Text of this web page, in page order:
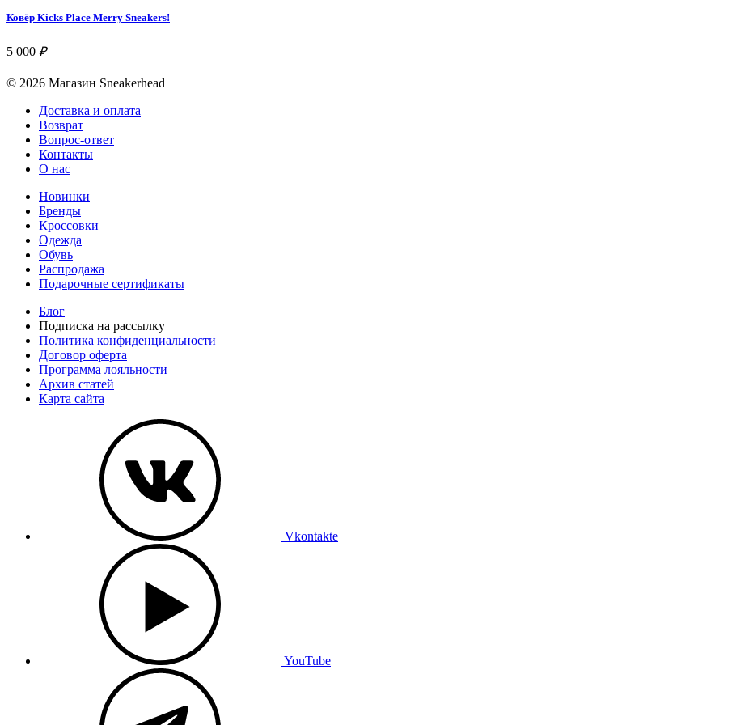
Ковёр Kicks Place Merry Sneakers!
5 000 ₽
© 2026 Магазин Sneakerhead
Доставка и оплата
Возврат
Вопрос-ответ
Контакты
О нас
Новинки
Бренды
Кроссовки
Одежда
Обувь
Распродажа
Подарочные сертификаты
Блог
Подписка на рассылку
Политика конфиденциальности
Договор оферта
Программа лояльности
Архив статей
Карта сайта
Vkontakte
YouTube